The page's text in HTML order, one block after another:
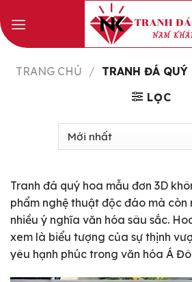
to
content
TRANG CHỦ / TRANH ĐÁ QUÝ
LỌC
Tranh đá quý hoa mẫu đơn 3D
phẩm nghệ thuật độc đáo mà còn
nhiều ý nghĩa văn hóa sâu sắc.
xem là biểu tượng của sự thịnh
yêu hạnh phúc trong văn hóa Á